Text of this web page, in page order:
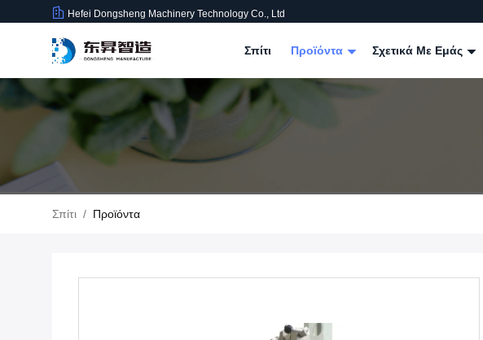
Hefei Dongsheng Machinery Technology Co., Ltd
Σπίτι Προϊόντα Σχετικά Με Εμάς
Σπίτι / Προϊόντα